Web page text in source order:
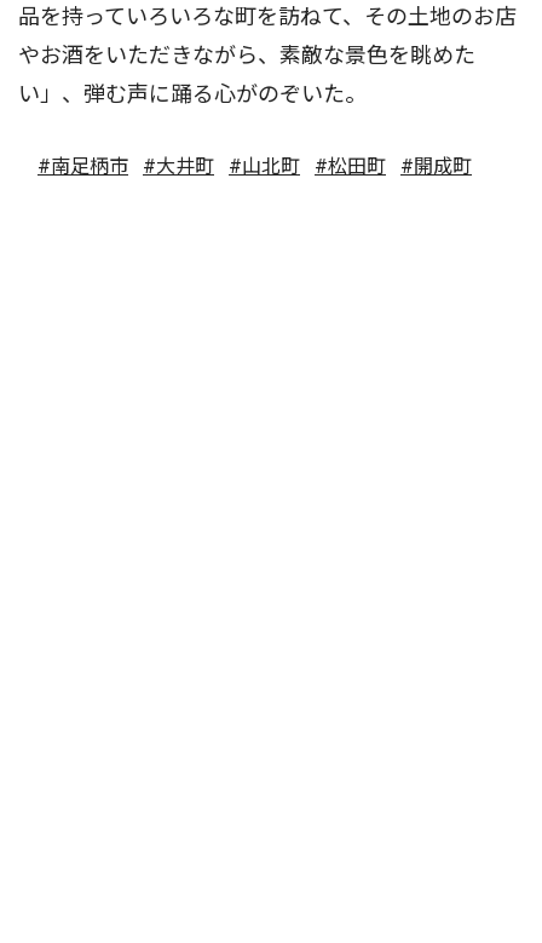
品を持っていろいろな町を訪ねて、その土地のお店
やお酒をいただきながら、素敵な景色を眺めた
い」、弾む声に踊る心がのぞいた。
#南足柄市 #大井町 #山北町 #松田町 #開成町